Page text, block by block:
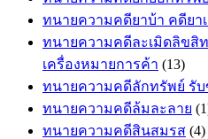
ทนายความคดียาบ้า คดียา
ทนายความคดีละเมิดลิขสิ
เครื่องหมายการค้า (13)
ทนายความคดีลักทรัพย์ รับ
ทนายความคดีล้มละลาย
ทนายความคดีสินสมรส (4)